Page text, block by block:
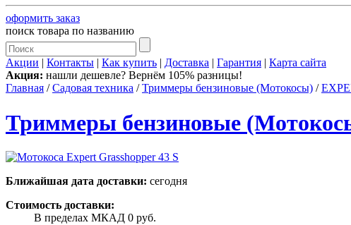
оформить заказ
поиск товара по названию
Акции | Контакты | Как купить | Доставка | Гарантия | Карта сайта
Акция: нашли дешевле? Вернём 105% разницы!
Главная /Садовая техника /Триммеры бензиновые (Мотокосы) /
Триммеры бензиновые
Ближайшая дата доставки: сегодня
Стоимость доставки:
В пределах МКАД 0 руб.